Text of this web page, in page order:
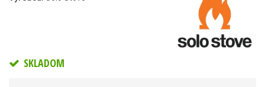
SKLADOM